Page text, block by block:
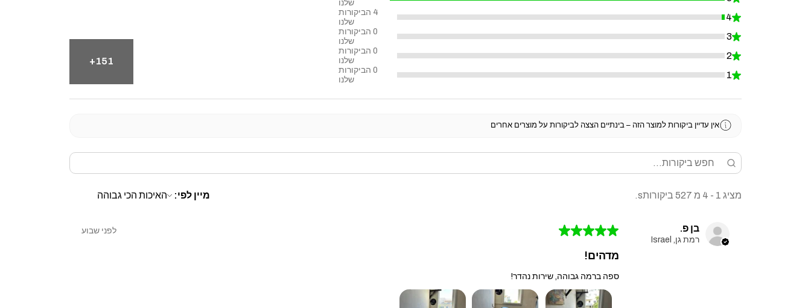
שלנו
★
4
0.7590132827324478%
4 הביקורות
שלנו
★
3
0%
0 הביקורות
שלנו
★
2
0%
0 הביקורות
שלנו
★
1
0%
0 הביקורות
שלנו
151+
אין עדיין ביקורות למוצר הזה – בינתיים הצצה לביקורות על מוצרים אחרים
מציג 1 - 4 מ 527 ביקורותs. מיין לפי:
בן פ.
רמת גן, Israel
★
★
★
★
★ לפני שבוע
מדהים!
ספה ברמה גבוהה, שירות נהדר!